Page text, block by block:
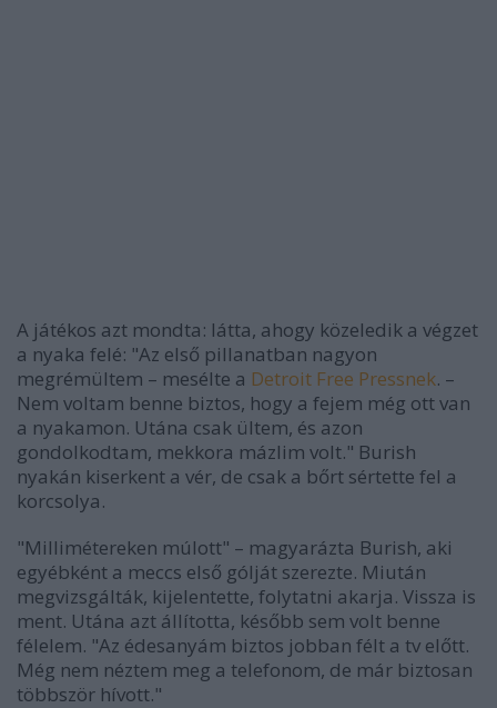
A játékos azt mondta: látta, ahogy közeledik a végzet
a nyaka felé: "Az első pillanatban nagyon
megrémültem – mesélte a Detroit Free Pressnek. –
Nem voltam benne biztos, hogy a fejem még ott van
a nyakamon. Utána csak ültem, és azon
gondolkodtam, mekkora mázlim volt." Burish
nyakán kiserkent a vér, de csak a bőrt sértette fel a
korcsolya.
"Millimétereken múlott" – magyarázta Burish, aki
egyébként a meccs első gólját szerezte. Miután
megvizsgálták, kijelentette, folytatni akarja. Vissza is
ment. Utána azt állította, később sem volt benne
félelem. "Az édesanyám biztos jobban félt a tv előtt.
Még nem néztem meg a telefonom, de már biztosan
többször hívott."